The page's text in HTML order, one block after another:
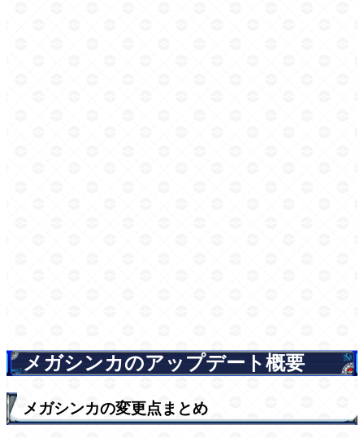
メガシンカのアップデート概要
メガシンカの変更点まとめ